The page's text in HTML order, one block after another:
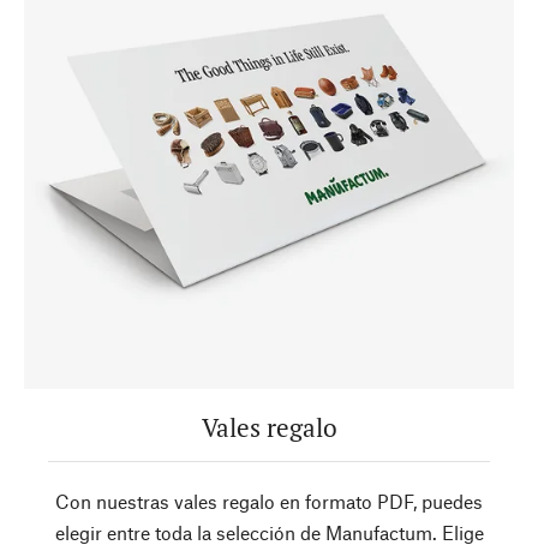
Vales regalo
Con nuestras vales regalo en formato PDF, puedes
elegir entre toda la selección de Manufactum. Elige